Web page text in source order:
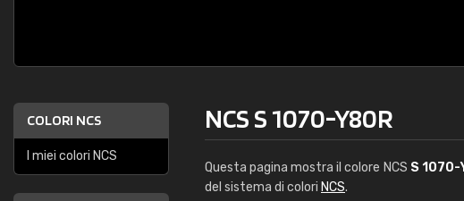
COLORI NCS
I miei colori NCS
NCS S 1070-Y80R
Questa pagina mostra il colore NCS S 1070-
del sistema di colori NCS.